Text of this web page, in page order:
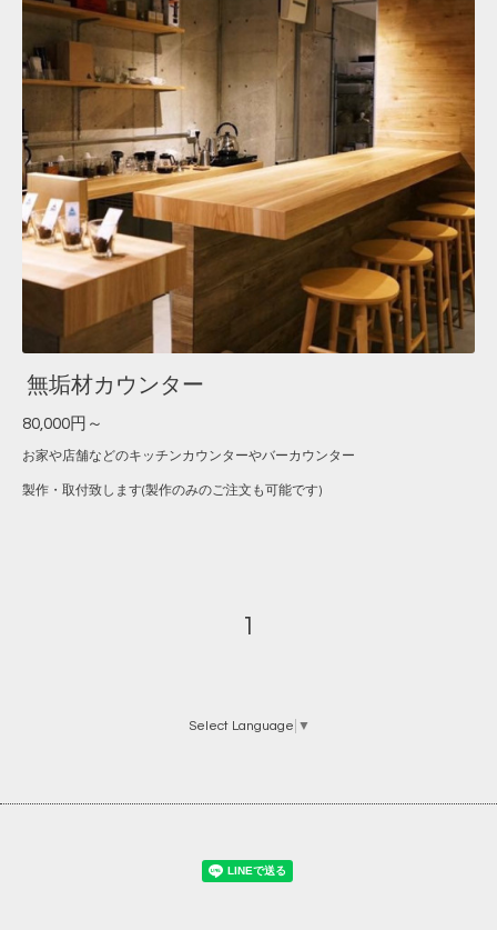
無垢材カウンター
80,000円～
お家や店舗などのキッチンカウンターやバーカウンター
製作・取付致します(製作のみのご注文も可能です)
1
Select Language ▼